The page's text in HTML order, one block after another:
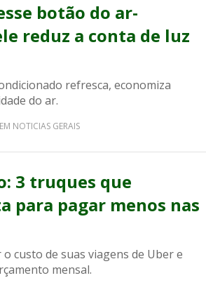
botão do ar-
reduz a conta de luz
refresca, economiza
do ar.
NOTICIAS GERAIS
3 truques que
para pagar menos nas
custo de suas viagens de Uber e
mensal.